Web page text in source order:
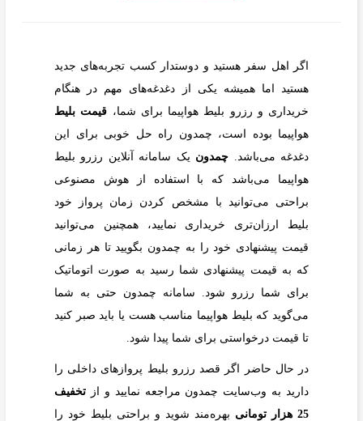
اگر اهل سفر هستید و دوستدار کسب تجربه‌های جدید
هستید اما همیشه یکی از دغدغه‌های مهم در هنگام
خریداری و رزرو بلیط هواپیما برای شما، قیمت بلیط
هواپیما بوده است، چمدون راه حل خوبی برای این
دغدغه می‌باشد. چمدون یک سامانه آنلاین رزرو بلیط
هواپیما می‌باشد که با استفاده از هوش مصنوعی
براحتی می‌توانید با مشخص کردن زمان پرواز خود
بلیط ارزان‌تری خریداری نمایید، همچنین می‌توانید
قیمت پیشنهادی خود را به چمدون بگویید تا هر زمانی
که به قیمت پیشنهادی شما رسید به صورت اتوماتیک
برای شما رزرو شود. سامانه چمدون حتی به شما
می‌گوید که بلیط هواپیما مناسب هست یا باید صبر کنید
تا قیمت درخواستی برای شما پیدا شود.
در حال حاضر اگر قصد رزرو بلیط پروازهای داخلی را
دارید به وب‌سایت چمدون مراجعه نمایید و از
تخفیف
25 هزار تومانی
بهره‌مند شوید و براحتی بلیط خود را